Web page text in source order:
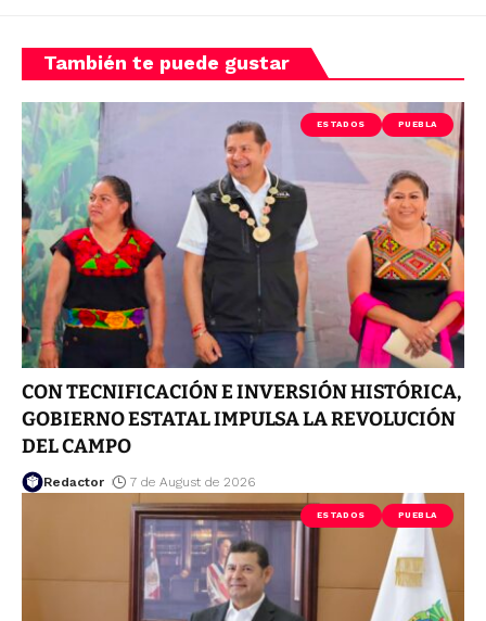
También te puede gustar
ESTADOS PUEBLA
CON TECNIFICACIÓN E INVERSIÓN HISTÓRICA,
GOBIERNO ESTATAL IMPULSA LA REVOLUCIÓN
DEL CAMPO
Redactor 7 de August de 2026
ESTADOS PUEBLA